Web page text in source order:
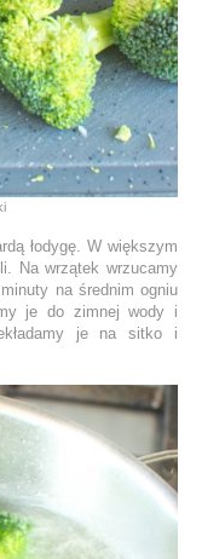
łodygę. W większym
Na wrzątek wrzucamy
na średnim ogniu
je do zimnej wody i
je na sitko i